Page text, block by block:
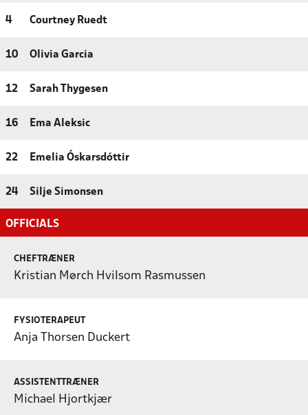
4 Courtney Ruedt
10 Olivia Garcia
12 Sarah Thygesen
16 Ema Aleksic
22 Emelia Óskarsdóttir
24 Silje Simonsen
OFFICIALS
CHEFTRÆNER
Kristian Mørch Hvilsom Rasmussen
FYSIOTERAPEUT
Anja Thorsen Duckert
ASSISTENTTRÆNER
Michael Hjortkjær